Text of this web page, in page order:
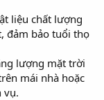
liệu chất lượng
đảm bảo tuổi thọ
lượng mặt trời
mái nhà hoặc
vụ.